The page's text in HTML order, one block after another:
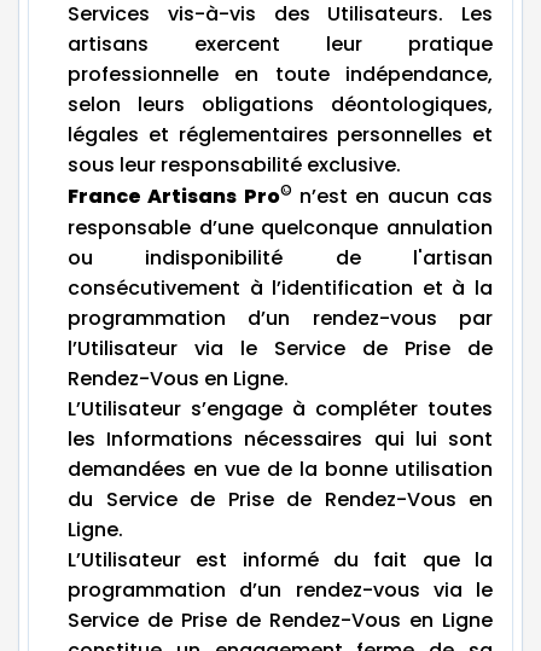
Services vis-à-vis des Utilisateurs. Les
artisans exercent leur pratique
professionnelle en toute indépendance,
selon leurs obligations déontologiques,
légales et réglementaires personnelles et
sous leur responsabilité exclusive.
France Artisans Pro© n’est en aucun cas
responsable d’une quelconque annulation
ou indisponibilité de l'artisan
consécutivement à l’identification et à la
programmation d’un rendez-vous par
l’Utilisateur via le Service de Prise de
Rendez-Vous en Ligne.
L’Utilisateur s’engage à compléter toutes
les Informations nécessaires qui lui sont
demandées en vue de la bonne utilisation
du Service de Prise de Rendez-Vous en
Ligne.
L’Utilisateur est informé du fait que la
programmation d’un rendez-vous via le
Service de Prise de Rendez-Vous en Ligne